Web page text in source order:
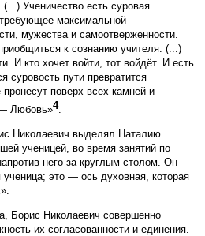
Ученичество есть суровая
требующее максимальной
мужества и самоотверженности.
к сознанию учителя. (...)
И кто хочет войти, тот войдёт. И есть
суровость пути превратится
поверх всех камней и
— Любовь»4.
Николаевич выделял Наталию
ученицей, во время занятий по
него за круглым столом. Он
это — ось духовная, которая
Борис Николаевич совершенно
их согласованности и единения.